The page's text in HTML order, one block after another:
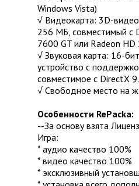
Windows Vista)
√ Видеокарта: 3D-
256 МБ, совместимый с
7600 GT или Radeon HD
√ Звуковая карта: 16-
устройство с
совместимое с DirectX
√ Свободное место на
Особенности RePacka:
--За основу взята
Игра:
* аудио качество 100%
* видео качество 100%
* эксклюзивный